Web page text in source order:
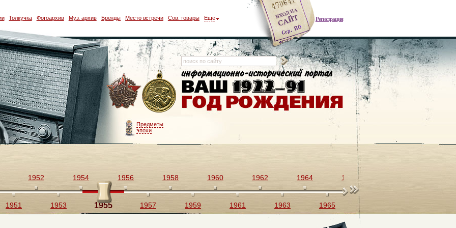
Регистрация
Толкучка Фотоархив Муз. архив Бренды Место встречи Сов. товары Еще
Предметы
эпохи
1951
1952
1953
1954
1955
1956
1957
1958
1959
1960
1961
1962
1963
1964
1965
1966